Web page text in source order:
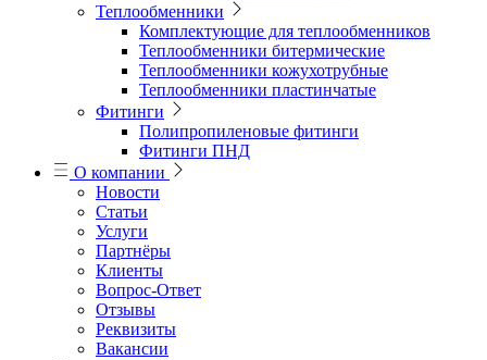
Теплообменники
Комплектующие для теплообменников
Теплообменники битермические
Теплообменники кожухотрубные
Теплообменники пластинчатые
Фитинги
Полипропиленовые фитинги
Фитинги ПНД
О компании
Новости
Статьи
Услуги
Партнёры
Клиенты
Вопрос-Ответ
Отзывы
Реквизиты
Вакансии